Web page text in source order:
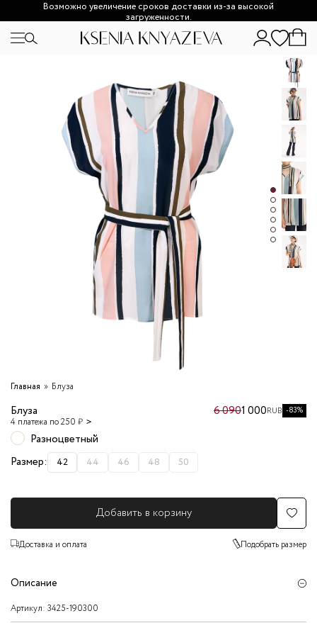
Возможно увеличение сроков доставки из-за высокой
загруженности.
Главная Блуза
Блуза
4 платежа по 250 ₽
6 0901 000RUB -83%
Разноцветный
Размер:
42 44 46 48 50
Добавить в корзину
Доставка и оплата Подобрать размер
Описание
Артикул: 3425-190300